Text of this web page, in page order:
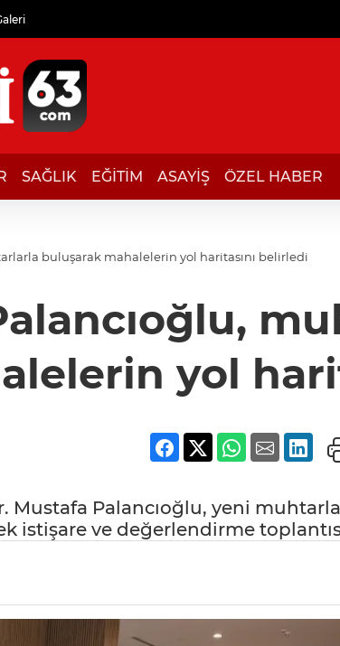
SAĞLIK EĞİTİM ASAYİŞ ÖZEL HABER
buluşarak mahalelerin yol haritasını belirledi
yol
Mustafa Palancıoğlu, yeni
istişare ve değerlendirme